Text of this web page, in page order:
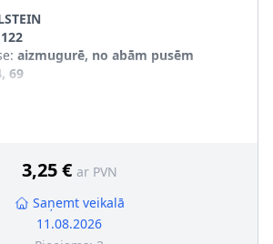
: aizmugurē, no abām pusēm
69
Metāls
:M8 x 1,25
3,25 € ar PVN
Saņemt veikalā
11.08.2026